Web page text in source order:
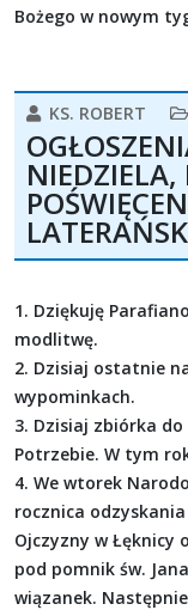
Bożego w nowym
KS. ROBERT
NIEDZIELA,
1. Dziękuję
modlitwę.
2. Dzisiaj ostatnie
wypominkach.
3. Dzisiaj zbiórka do
Potrzebie. W tym
4. We wtorek
rocznica
Ojczyzny w Łęknicy
pod pomnik św.
wiązanek.